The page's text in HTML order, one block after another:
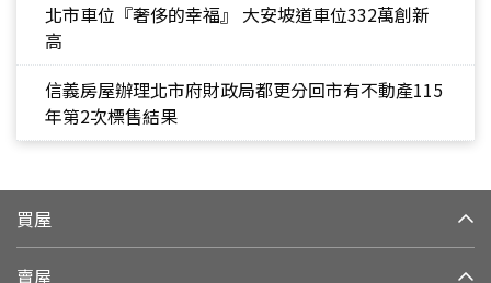
北市車位『奢侈的幸福』 大安坡道車位332萬創新
高
信義房屋辦理北市府財政局都更分回市有不動產115
年第2次標售結果
買屋
賣屋